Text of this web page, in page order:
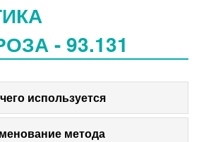
- 93.131
используется
метода